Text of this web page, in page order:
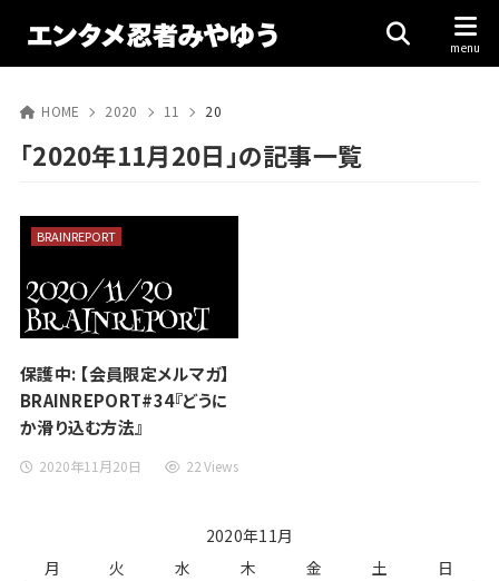
HOME 2020 11 20
「2020年11月20日」の記事一覧
保護中: 【会員限定メルマガ】
BRAINREPORT#34『どうに
か滑り込む方法』
2020年11月20日
BRAINREPORT
22 Views
2020年11月
月
火 水 木 金 土
日